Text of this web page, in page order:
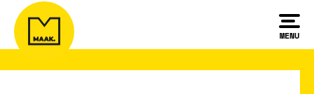
Overslaan
naar
MENU